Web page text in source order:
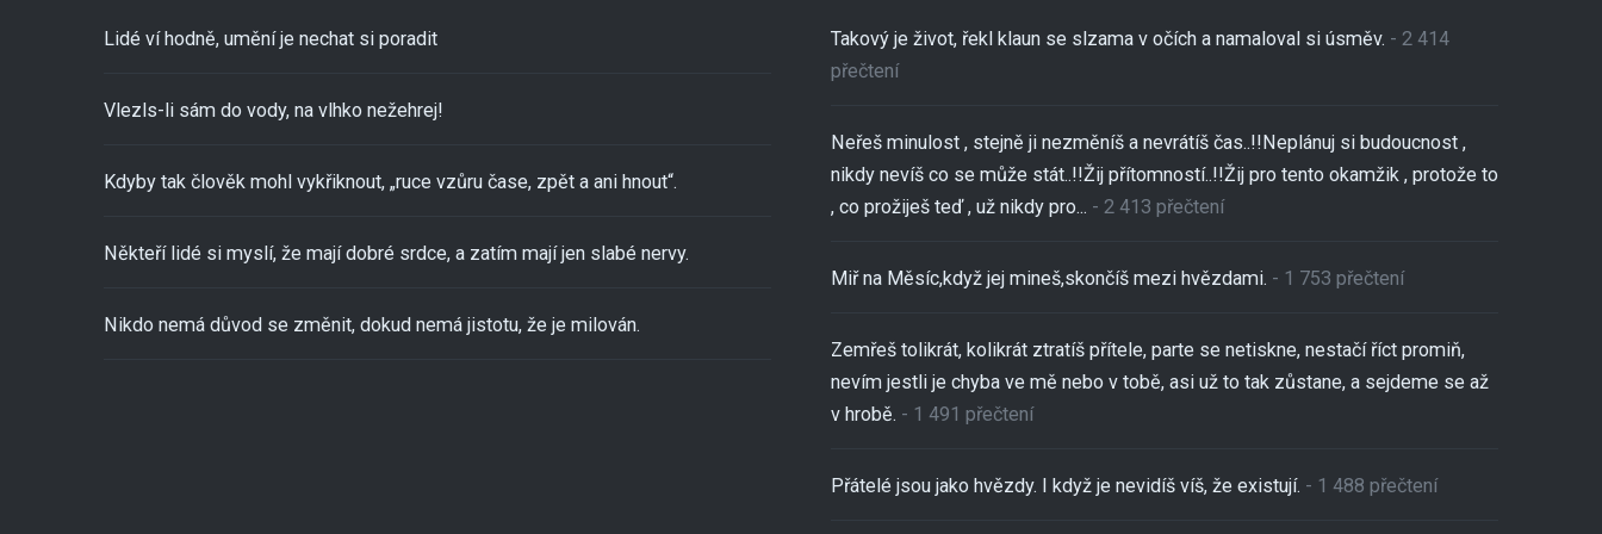
Lidé ví hodně, umění je nechat si poradit
Vlezls-li sám do vody, na vlhko nežehrej!
Kdyby tak člověk mohl vykřiknout, „ruce vzůru čase, zpět a ani hnout“.
Někteří lidé si myslí, že mají dobré srdce, a zatím mají jen slabé nervy.
Nikdo nemá důvod se změnit, dokud nemá jistotu, že je milován.
Takový je život, řekl klaun se slzama v očích a namaloval si úsměv. - 2 414
přečtení
Neřeš minulost , stejně ji nezměníš a nevrátíš čas..!!Neplánuj si budoucnost ,
nikdy nevíš co se může stát..!!Žij přítomností..!!Žij pro tento okamžik , protože to
, co prožiješ teď , už nikdy pro... - 2 413 přečtení
Miř na Měsíc,když jej mineš,skončíš mezi hvězdami. - 1 753 přečtení
Zemřeš tolikrát, kolikrát ztratíš přítele, parte se netiskne, nestačí říct promiň,
nevím jestli je chyba ve mě nebo v tobě, asi už to tak zůstane, a sejdeme se až
v hrobě. - 1 491 přečtení
Přátelé jsou jako hvězdy. I když je nevidíš víš, že existují. - 1 488 přečtení